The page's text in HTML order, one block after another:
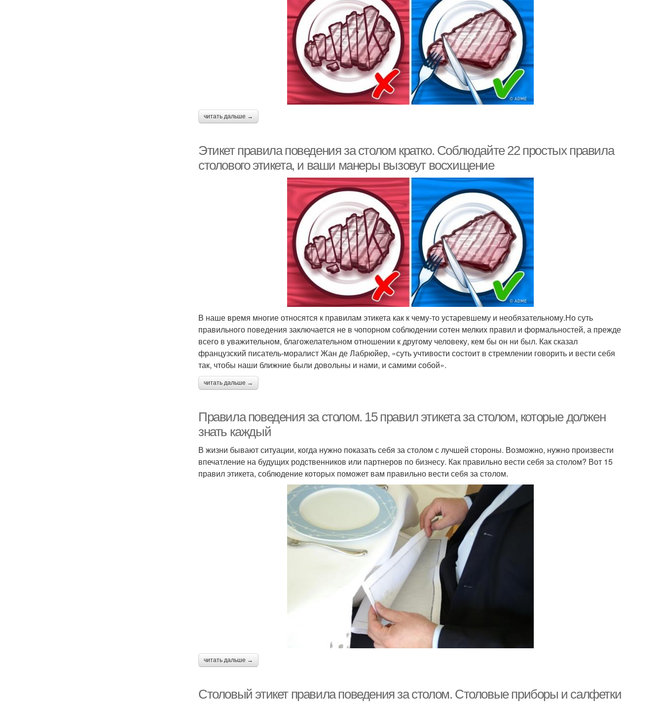
читать дальше →
Этикет правила поведения за столом кратко. Соблюдайте 22 простых правила
столового этикета, и ваши манеры вызовут восхищение
В наше время многие относятся к правилам этикета как к чему-то устаревшему и необязательному.Но суть
правильного поведения заключается не в чопорном соблюдении сотен мелких правил и формальностей, а прежде
всего в уважительном, благожелательном отношении к другому человеку, кем бы он ни был. Как сказал
французский писатель-моралист Жан де Лабрюйер, «суть учтивости состоит в стремлении говорить и вести себя
так, чтобы наши ближние были довольны и нами, и самими собой».
читать дальше →
Правила поведения за столом. 15 правил этикета за столом, которые должен
знать каждый
В жизни бывают ситуации, когда нужно показать себя за столом с лучшей стороны. Возможно, нужно произвести
впечатление на будущих родственников или партнеров по бизнесу. Как правильно вести себя за столом? Вот 15
правил этикета, соблюдение которых поможет вам правильно вести себя за столом.
читать дальше →
Столовый этикет правила поведения за столом. Столовые приборы и салфетки